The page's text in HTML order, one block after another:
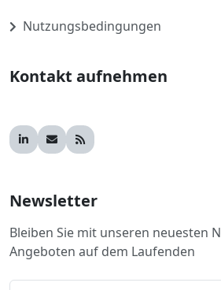
Nutzungsbedingungen
Kontakt aufnehmen
Newsletter
Bleiben Sie mit unseren neuesten
Angeboten auf dem Laufenden